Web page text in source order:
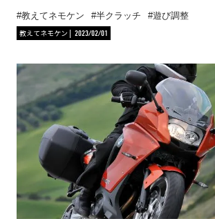
教えてネモケン 半クラッチ
遊び調整
教えてネモケン
2023/02/01